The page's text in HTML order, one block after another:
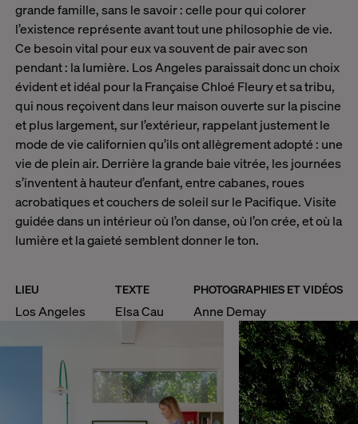
grande famille, sans le savoir : celle pour qui colorer
l’existence représente avant tout une philosophie de vie.
Ce besoin vital pour eux va souvent de pair avec son
pendant : la lumière. Los Angeles paraissait donc un choix
évident et idéal pour la Française Chloé Fleury et sa tribu,
qui nous reçoivent dans leur maison ouverte sur la piscine
et plus largement, sur l’extérieur, rappelant justement le
mode de vie californien qu’ils ont allègrement adopté : une
vie de plein air. Derrière la grande baie vitrée, les journées
s’inventent à hauteur d’enfant, entre cabanes, roues
acrobatiques et couchers de soleil sur le Pacifique. Visite
guidée dans un intérieur où l’on danse, où l’on crée, et où la
lumière et la gaieté semblent donner le ton.
LIEU
Los Angeles
TEXTE
Elsa Cau
PHOTOGRAPHIES ET VIDÉOS
Anne Demay